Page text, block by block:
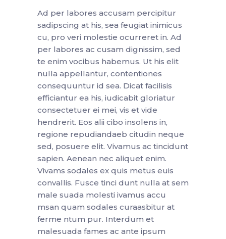
Ad per labores accusam percipitur
sadipscing at his, sea feugiat inimicus
cu, pro veri molestie ocurreret in. Ad
per labores ac cusam dignissim, sed
te enim vocibus habemus. Ut his elit
nulla appellantur, contentiones
consequuntur id sea. Dicat facilisis
efficiantur ea his, iudicabit gloriatur
consectetuer ei mei, vis et vide
hendrerit. Eos alii cibo insolens in,
regione repudiandaeb citudin neque
sed, posuere elit. Vivamus ac tincidunt
sapien. Aenean nec aliquet enim.
Vivams sodales ex quis metus euis
convallis. Fusce tinci dunt nulla at sem
male suada molesti ivamus accu
msan quam sodales curaasbitur at
ferme ntum pur. Interdum et
malesuada fames ac ante ipsum